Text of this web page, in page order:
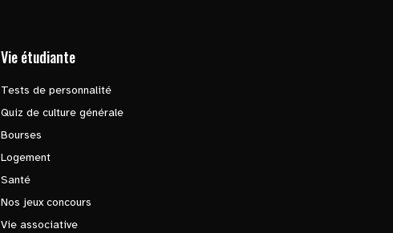
Vie étudiante
Tests de personnalité
Quiz de culture générale
Bourses
Logement
Santé
Nos jeux concours
Vie associative